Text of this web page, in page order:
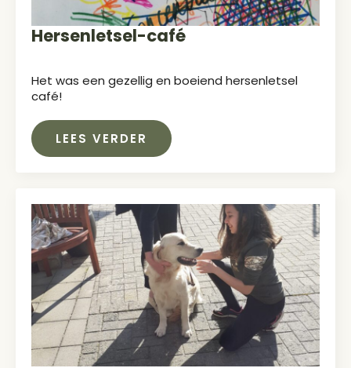
Hersenletsel-café
Het was een gezellig en boeiend hersenletsel
café!
LEES VERDER